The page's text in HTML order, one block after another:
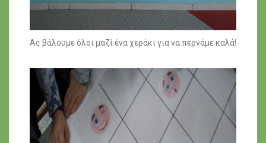
Ας βάλουμε όλοι μαζί ένα χεράκι για να περνάμε καλά!